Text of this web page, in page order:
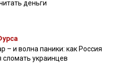
деньги
– и волна паники: как Россия
сломать украинцев